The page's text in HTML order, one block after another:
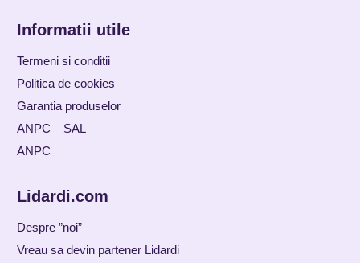
Informatii utile
Termeni si conditii
Politica de cookies
Garantia produselor
ANPC – SAL
ANPC
Lidardi.com
Despre ”noi”
Vreau sa devin partener Lidardi